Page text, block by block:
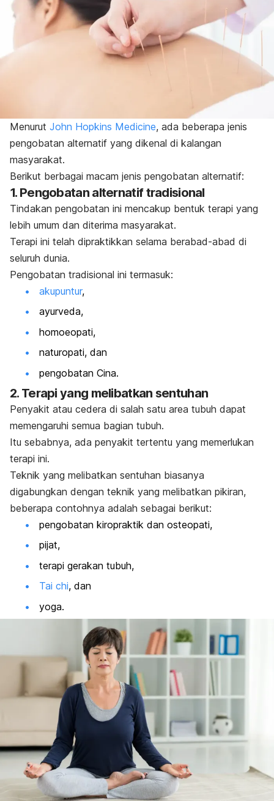
Menurut John Hopkins Medicine, ada beberapa jenis
pengobatan alternatif yang dikenal di kalangan
masyarakat.
Berikut berbagai macam jenis pengobatan alternatif:
1. Pengobatan alternatif tradisional
Tindakan pengobatan ini mencakup bentuk terapi yang
lebih umum dan diterima masyarakat.
Terapi ini telah dipraktikkan selama berabad-abad di
seluruh dunia.
Pengobatan tradisional ini termasuk:
akupuntur,
ayurveda,
homoeopati,
naturopati, dan
pengobatan Cina.
2. Terapi yang melibatkan sentuhan
Penyakit atau cedera di salah satu area tubuh dapat
memengaruhi semua bagian tubuh.
Itu sebabnya, ada penyakit tertentu yang memerlukan
terapi ini.
Teknik yang melibatkan sentuhan biasanya
digabungkan dengan teknik yang melibatkan pikiran,
beberapa contohnya adalah sebagai berikut:
pengobatan kiropraktik dan osteopati,
pijat,
terapi gerakan tubuh,
Tai chi, dan
yoga.